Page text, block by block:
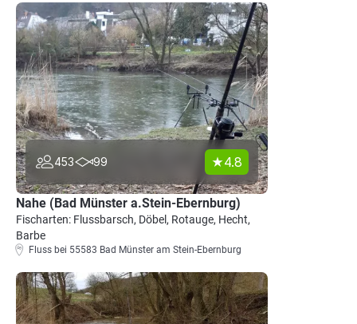
453 99 4.8
Nahe (Bad Münster a.Stein-Ebernburg)
Fischarten: Flussbarsch, Döbel, Rotauge, Hecht,
Barbe
Fluss bei 55583 Bad Münster am Stein-Ebernburg